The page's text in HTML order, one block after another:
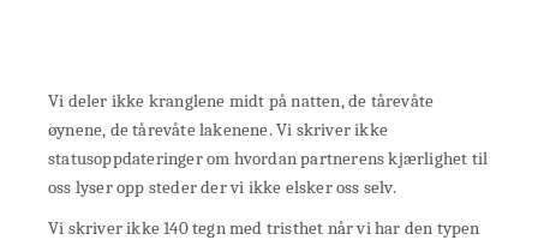
Vi deler ikke kranglene midt på natten, de tårevåte
øynene, de tårevåte lakenene. Vi skriver ikke
statusoppdateringer om hvordan partnerens kjærlighet til
oss lyser opp steder der vi ikke elsker oss selv.
Vi skriver ikke 140 tegn med tristhet når vi har den typen